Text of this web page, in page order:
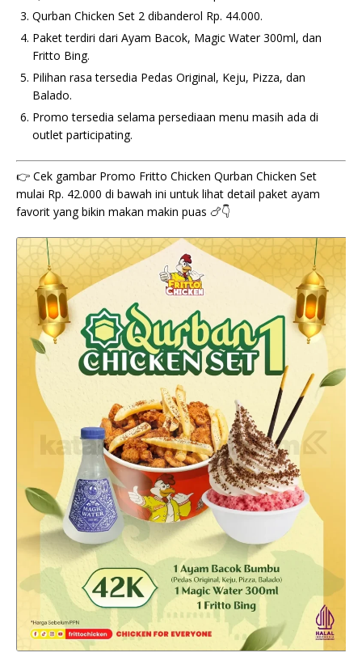
Qurban Chicken Set 2 dibanderol Rp. 44.000.
Paket terdiri dari Ayam Bacok, Magic Water 300ml, dan
Fritto Bing.
Pilihan rasa tersedia Pedas Original, Keju, Pizza, dan
Balado.
Promo tersedia selama persediaan menu masih ada di
outlet participating.
👉 Cek gambar Promo Fritto Chicken Qurban Chicken Set
mulai Rp. 42.000 di bawah ini untuk lihat detail paket ayam
favorit yang bikin makan makin puas 🍗👇